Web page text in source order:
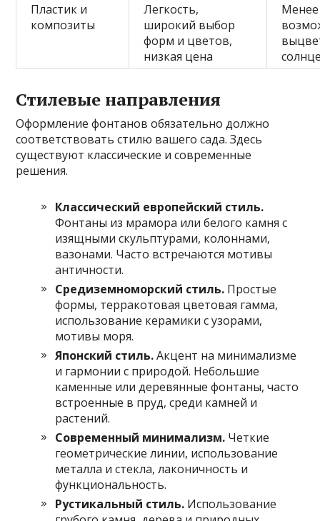
Пластик и
композиты
Легкость,
широкий выбор
форм и цветов,
низкая цена
Стилевые направления
Оформление фонтанов обязательно должно
соответствовать стилю вашего сада. Здесь
существуют классические и современные
решения.
Классический европейский стиль.
Фонтаны из мрамора или белого камня с
изящными скульптурами, колоннами,
вазонами. Часто встречаются мотивы
античности.
Средиземноморский стиль. Простые
формы, терракотовая цветовая гамма,
использование керамики с узорами,
мотивы моря.
Японский стиль.Акцент на минимализме
и гармонии с природой. Небольшие
каменные или деревянные фонтаны, часто
встроенные в пруд, среди камней и
растений.
Современный минимализм. Четкие
геометрические линии, использование
металла и стекла, лаконичность и
функциональность.
Рустикальный стиль. Использование